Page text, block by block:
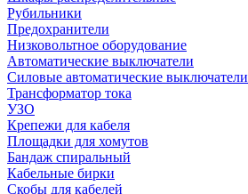
Рубильники
Предохранители
Низковольтное оборудование
Автоматические выключатели
Силовые автоматические выключатели
Трансформатор тока
УЗО
Крепежи для кабеля
Площадки для хомутов
Бандаж спиральный
Кабельные бирки
Cкобы для кабелей